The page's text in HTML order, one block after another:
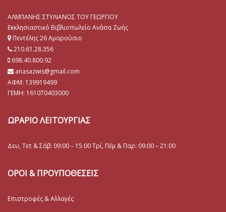
ΑΛΜΠΑΝΗΣ ΣΤΥΛΙΑΝΟΣ ΤΟΥ ΓΕΩΡΓΙΟΥ
Εκκλησιαστικό Βιβλιοπωλείο Ανάσα Ζωής
Πεντέλης 26 Αμαρούσιο
210.61.28.356
698.40.800.92
anasazwis@gmail.com
ΑΦΜ: 139919499
ΓΕΜΗ: 161070403000
ΩΡΑΡΙΟ ΛΕΙΤΟΥΡΓΙΑΣ
Δευ, Τετ & Σάβ: 09:00 – 15:00 Τρί, Πέμ & Παρ: 09:00 – 21:00
ΟΡΟΙ & ΠΡΟΥΠΟΘΕΣΕΙΣ
Επιστροφές & Αλλαγές